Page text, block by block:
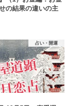
の結果の違いの主
占い・開運